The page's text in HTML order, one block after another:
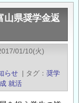
山県奨学金返
01/10(火)
らせ | タグ
奨学
就活